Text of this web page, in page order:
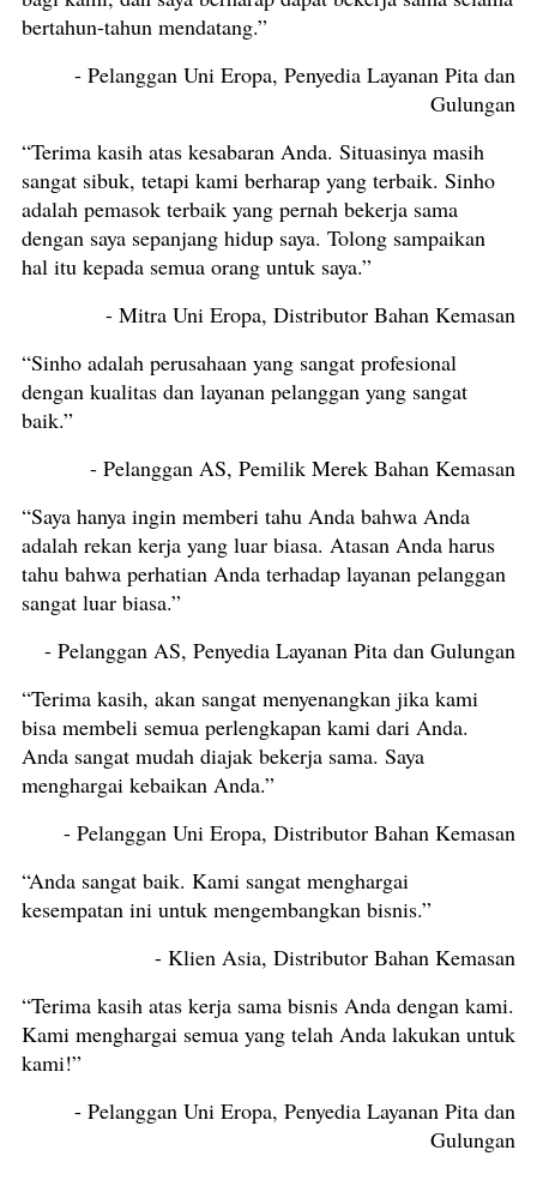
bertahun-tahun mendatang.”
- Pelanggan Uni Eropa, Penyedia Layanan Pita dan
Gulungan
“Terima kasih atas kesabaran Anda. Situasinya masih
sangat sibuk, tetapi kami berharap yang terbaik. Sinho
adalah pemasok terbaik yang pernah bekerja sama
dengan saya sepanjang hidup saya. Tolong sampaikan
hal itu kepada semua orang untuk saya.”
- Mitra Uni Eropa, Distributor Bahan Kemasan
“Sinho adalah perusahaan yang sangat profesional
dengan kualitas dan layanan pelanggan yang sangat
baik.”
- Pelanggan AS, Pemilik Merek Bahan Kemasan
“Saya hanya ingin memberi tahu Anda bahwa Anda
adalah rekan kerja yang luar biasa. Atasan Anda harus
tahu bahwa perhatian Anda terhadap layanan pelanggan
sangat luar biasa.”
- Pelanggan AS, Penyedia Layanan Pita dan Gulungan
“Terima kasih, akan sangat menyenangkan jika kami
bisa membeli semua perlengkapan kami dari Anda.
Anda sangat mudah diajak bekerja sama. Saya
menghargai kebaikan Anda.”
- Pelanggan Uni Eropa, Distributor Bahan Kemasan
“Anda sangat baik. Kami sangat menghargai
kesempatan ini untuk mengembangkan bisnis.”
- Klien Asia, Distributor Bahan Kemasan
“Terima kasih atas kerja sama bisnis Anda dengan kami.
Kami menghargai semua yang telah Anda lakukan untuk
kami!”
- Pelanggan Uni Eropa, Penyedia Layanan Pita dan
Gulungan